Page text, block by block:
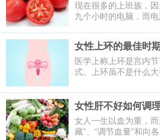
现在很多的上班族，
九个小时的电脑，而
女性上环的最佳时
医学上称上环是宫内
式。上环虽不是什么
那下面我们就来了解
女性肝不好如何调
女人一生以血为重，而
藏”、“调节血量”和向